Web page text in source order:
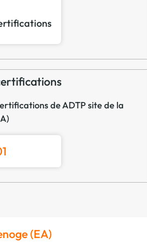
de ADTP site de la
(EA)